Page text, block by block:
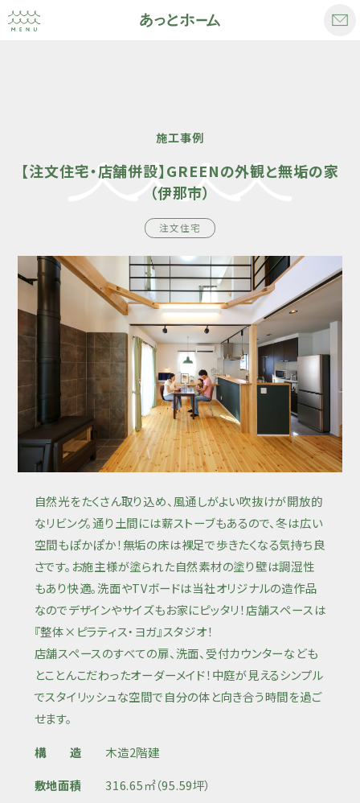
施工事例
【注文住宅・店舗併設】GREENの外観と無垢の家
（伊那市）
注文住宅
自然光をたくさん取り込め、風通しがよい吹抜けが開放的
なリビング。通り土間には薪ストーブもあるので、冬は広い
空間もぽかぽか！無垢の床は裸足で歩きたくなる気持ち良
さです。お施主様が塗られた自然素材の塗り壁は調湿性
もあり快適。洗面やTVボードは当社オリジナルの造作品
なのでデザインやサイズもお家にピッタリ！店舗スペースは
『整体×ピラティス・ヨガ』スタジオ！
店舗スペースのすべての扉、洗面、受付カウンターなども
とことんこだわったオーダーメイド！中庭が見えるシンプル
でスタイリッシュな空間で自分の体と向き合う時間を過ご
せます。
構 造 木造2階建
敷地面積316.65㎡（95.59坪）